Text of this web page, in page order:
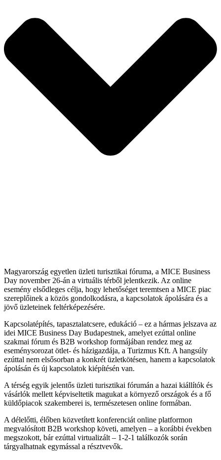
Magyarország egyetlen üzleti turisztikai fóruma, a MICE Business
Day november 26-án a virtuális térből jelentkezik. Az online
esemény elsődleges célja, hogy lehetőséget teremtsen a MICE piac
szereplőinek a közös gondolkodásra, a kapcsolatok ápolására és a
jövő üzleteinek feltérképezésére.
Kapcsolatépítés, tapasztalatcsere, edukáció – ez a hármas jelszava az
idei MICE Business Day Budapestnek, amelyet ezúttal online
szakmai fórum és B2B workshop formájában rendez meg az
eseménysorozat ötlet- és házigazdája, a Turizmus Kft. A hangsúly
ezúttal nem elsősorban a konkrét üzletkötésen, hanem a kapcsolatok
ápolásán és új kapcsolatok kiépítésén van.
A térség egyik jelentős üzleti turisztikai fórumán a hazai kiállítók és
vásárlók mellett képviseltetik magukat a környező országok és a fő
küldőpiacok szakemberei is, természetesen online formában.
A délelőtti, élőben közvetített konferenciát online platformon
megvalósított B2B workshop követi, amelyen – a korábbi években
megszokott, bár ezúttal virtualizált – 1-2-1 találkozók során
tárgyalhatnak egymással a résztvevők.